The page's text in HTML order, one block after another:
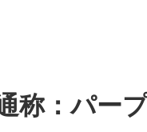
称：パー